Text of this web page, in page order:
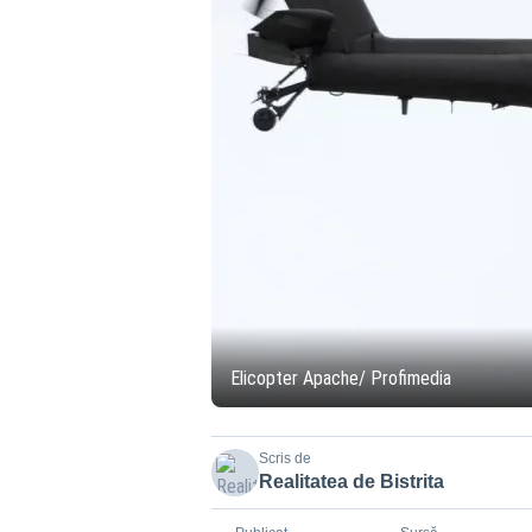
Elicopter Apache/ Profimedia
Scris de
Realitatea de Bistrita